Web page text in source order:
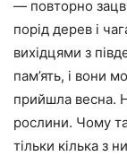
— повторно
порід дерев і
вихідцями з
пам’ять, і вони
прийшла весна.
рослини. Чому
тільки кілька з